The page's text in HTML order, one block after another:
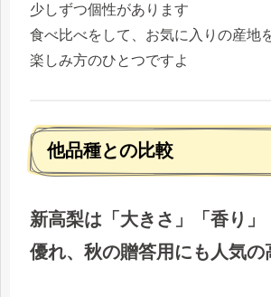
少しずつ個性があります
食べ比べをして、お気に入りの産地
楽しみ方のひとつですよ
他品種との比較
新高梨は「大きさ」「香り」
優れ、秋の贈答用にも人気の